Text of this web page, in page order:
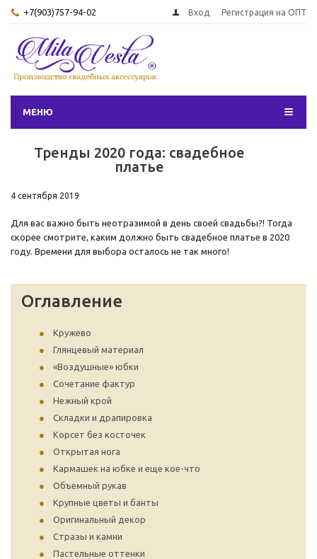
+7(903)757-94-02 Вход Регистрация на ОПТ
МЕНЮ
Тренды 2020 года: свадебное
платье
4 сентября 2019
Для вас важно быть неотразимой в день своей свадьбы?! Тогда
скорее смотрите, каким должно быть свадебное платье в 2020
году. Времени для выбора осталось не так много!
Оглавление
Кружево
Глянцевый материал
«Воздушные» юбки
Сочетание фактур
Нежный крой
Складки и драпировка
Корсет без косточек
Открытая нога
Кармашек на юбке и еще кое-что
Объемный рукав
Крупные цветы и банты
Оригинальный декор
Стразы и камни
Пастельные оттенки